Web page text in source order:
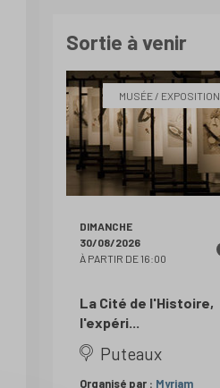
Sortie à venir
MUSÉE / EXPOSITION
DIMANCHE
30/08/2026
À PARTIR DE 16:00
La Cité de l'Histoire,
l'expéri...
Puteaux
Organisé par : Myriam